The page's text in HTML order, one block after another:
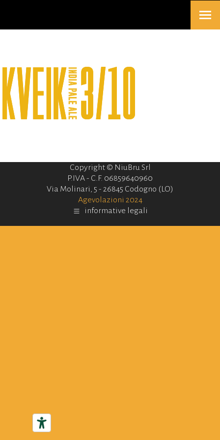
Copyright © NiuBru Srl
P.IVA - C.F. 06859640960
Via Molinari, 5 - 26845 Codogno (LO)
Agevolazioni 2024
informative legali